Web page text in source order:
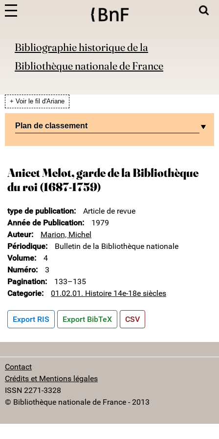
Bibliographie historique de la
Bibliothèque nationale de France
+ Voir le fil d'Ariane
Plan de classement
Anicet Melot, garde de la Bibliothèque
du roi (1687-1759)
type de publication
Article de revue
Année de Publication
1979
Auteur
Marion, Michel
Périodique
Bulletin de la Bibliothèque nationale
Volume
4
Numéro
3
Pagination
133–135
Categorie
01.02.01. Histoire 14e-18e siècles
Export RIS Export BibTeX CSV
Contact
Crédits et Mentions légales
ISSN 2271-3328
© Bibliothèque nationale de France - 2013